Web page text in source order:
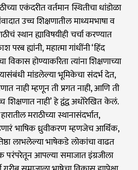
एकंदरीत वर्तमान स्थितीचा धांडोळा
उच्च शिक्षणातील माध्यमभाषा व
स्थान ह्याविषयीही चर्चा करण्यात
परब ह्यांनी, महात्मा गांधींनी ‘हिंद
विकास होण्याकरिता त्यांना शिक्षणाच्या
मांडलेल्या भूमिकेचा संदर्भ देत,
नाही म्हणून ती प्रगत नाही, आणि ती
शिक्षणात नाही’ हे द्वंद्व अधोरेखित केलं.
मराठीच्या स्थानासंदर्भात,
भाषिक ध्रुवीकरण म्हणजेच आर्थिक,
लाभलेल्या भाषेकडे लोकांचा वाढत
परंपरेतून आपल्या समाजात इंग्रजीला